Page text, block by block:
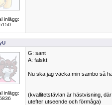
inlägg:
inlägg:
G: sant
A: falskt
Nu ska jag väcka min sambo så
(kvallitetstävlan är hästvisning,
utefter utseende och förmåga)